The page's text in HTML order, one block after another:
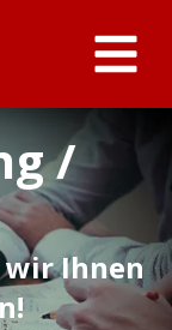
/
wir Ihnen